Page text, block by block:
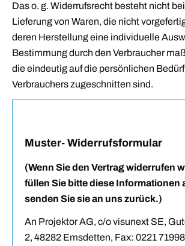
Das o. g. Widerrufsrecht besteht nicht
Lieferung von Waren, die nicht
deren Herstellung eine individuelle
Bestimmung durch den Verbraucher
die eindeutig auf die persönlichen
Verbrauchers zugeschnitten sind.
Muster‐Widerrufsformular
(Wenn Sie den Vertrag widerrufen
füllen Sie bitte diese Informationen
senden Sie sie an uns zurück.)
An Projektor AG, c/o visunext SE,
2, 48282 Emsdetten, Fax: 0221